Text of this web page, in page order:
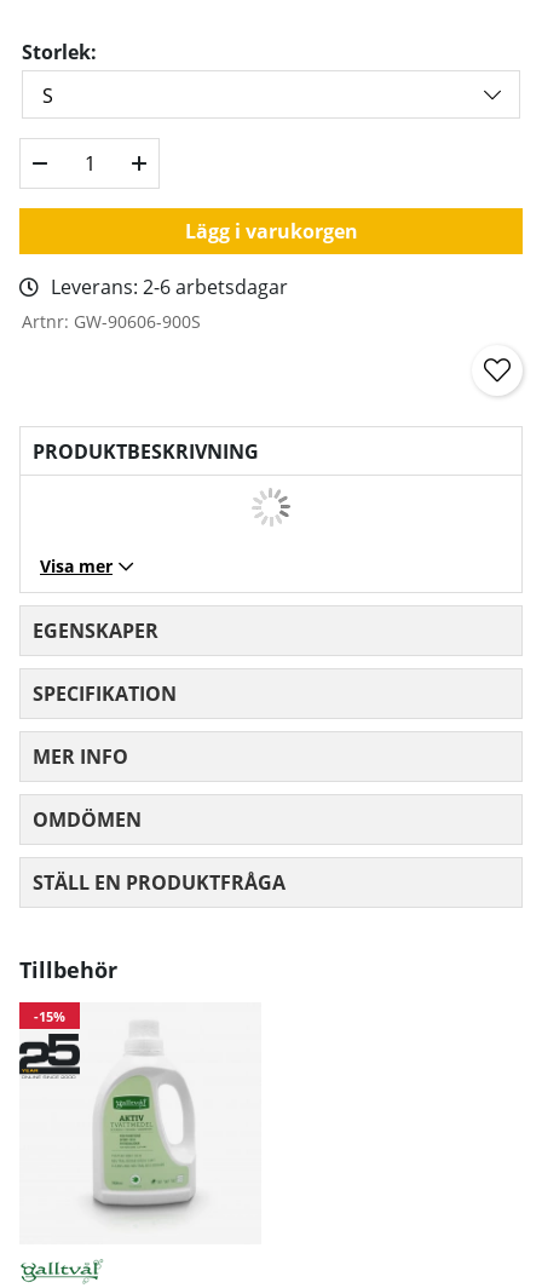
Storlek:
Lägg i varukorgen
Leverans: 2-6 arbetsdagar
Artnr: GW-90606-900S
PRODUKTBESKRIVNING
Visa mer
EGENSKAPER
SPECIFIKATION
MER INFO
OMDÖMEN
STÄLL EN PRODUKTFRÅGA
Tillbehör
-15%